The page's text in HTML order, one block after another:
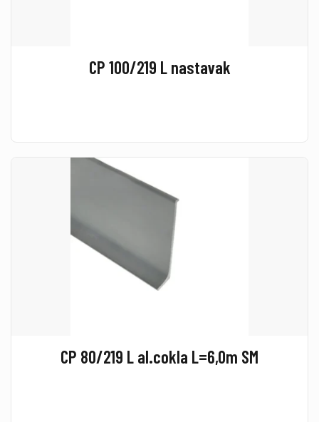
CP 100/219 L nastavak
CP 80/219 L al.cokla L=6,0m SM